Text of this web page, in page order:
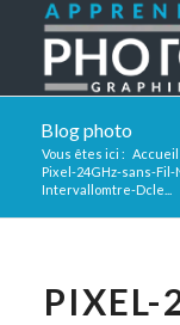
Blog photo
Vous êtes ici : Accueil
Pixel-24GHz-sans-
Intervallomtre-Dcle...
PIXEL-